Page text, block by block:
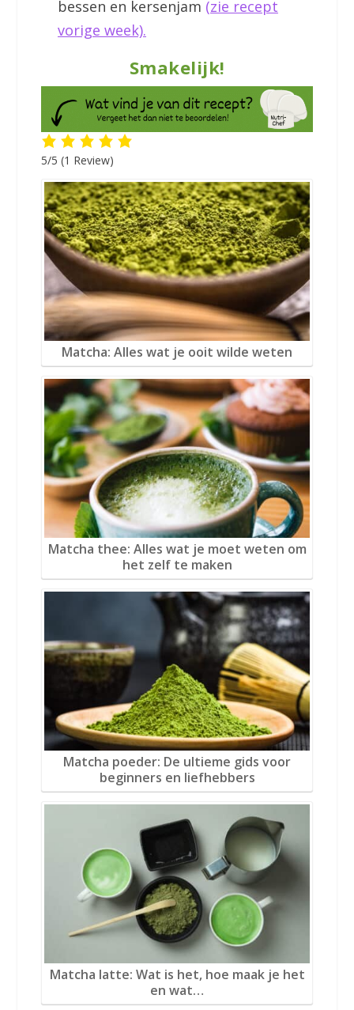
bessen en kersenjam (zie recept
vorige week).
Smakelijk!
5/5(1 Review)
Matcha: Alles wat je ooit wilde weten
Matcha thee: Alles wat je moet weten om
het zelf te maken
Matcha poeder: De ultieme gids voor
beginners en liefhebbers
Matcha latte: Wat is het, hoe maak je het
en wat…